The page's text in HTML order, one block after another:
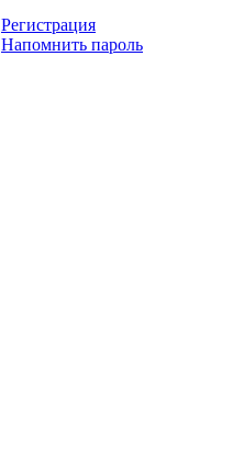
Регистрация
Напомнить пароль